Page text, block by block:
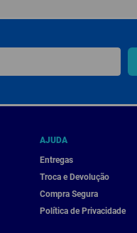
AJUDA
Entregas
Troca e Devolução
Compra Segura
Política de Privacidade